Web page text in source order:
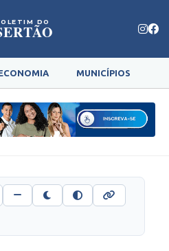
DO
MUNICÍPIOS